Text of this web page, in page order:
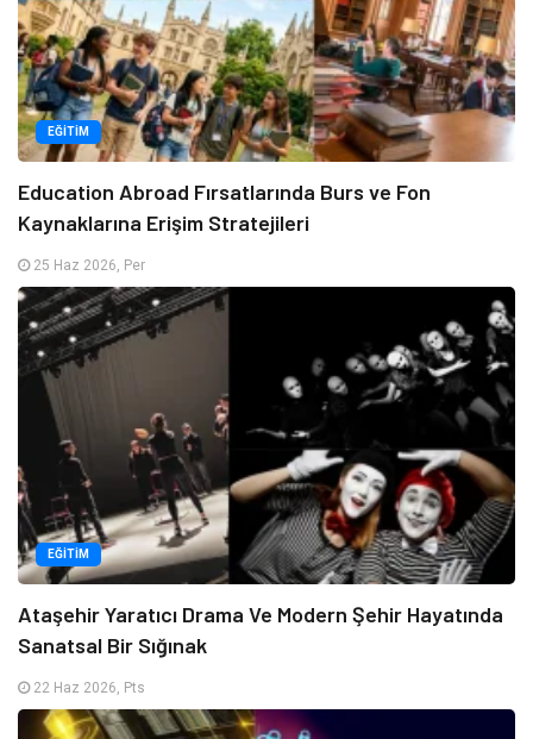
EĞITIM
Education Abroad Fırsatlarında Burs ve Fon
Kaynaklarına Erişim Stratejileri
25 Haz 2026, Per
EĞITIM
Ataşehir Yaratıcı Drama Ve Modern Şehir Hayatında
Sanatsal Bir Sığınak
22 Haz 2026, Pts